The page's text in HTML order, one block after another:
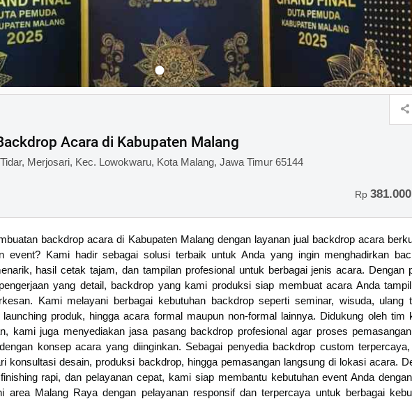
Acara di Kabupaten Malang
Merjosari, Kec. Lowokwaru, Kota Malang, Jawa Timur 65144
Rp 381.000
backdrop acara di Kabupaten Malang dengan layanan jual backdrop acara
event? Kami hadir sebagai solusi terbaik untuk Anda yang ingin menghadirkan
hasil cetak tajam, dan tampilan profesional untuk berbagai jenis acara. Dengan
yang detail, backdrop yang kami produksi siap membuat acara Anda
Kami melayani berbagai kebutuhan backdrop seperti seminar, wisuda, ulang
produk, hingga acara formal maupun non-formal lainnya. Didukung oleh tim
kami juga menyediakan jasa pasang backdrop profesional agar proses
konsep acara yang diinginkan. Sebagai penyedia backdrop custom
konsultasi desain, produksi backdrop, hingga pemasangan langsung di lokasi acara.
rapi, dan pelayanan cepat, kami siap membantu kebutuhan event Anda
area Malang Raya dengan pelayanan responsif dan terpercaya untuk berbagai